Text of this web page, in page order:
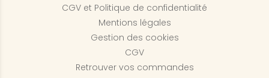
CGV et Politique de confidentialité
Mentions légales
Gestion des cookies
CGV
Retrouver vos commandes